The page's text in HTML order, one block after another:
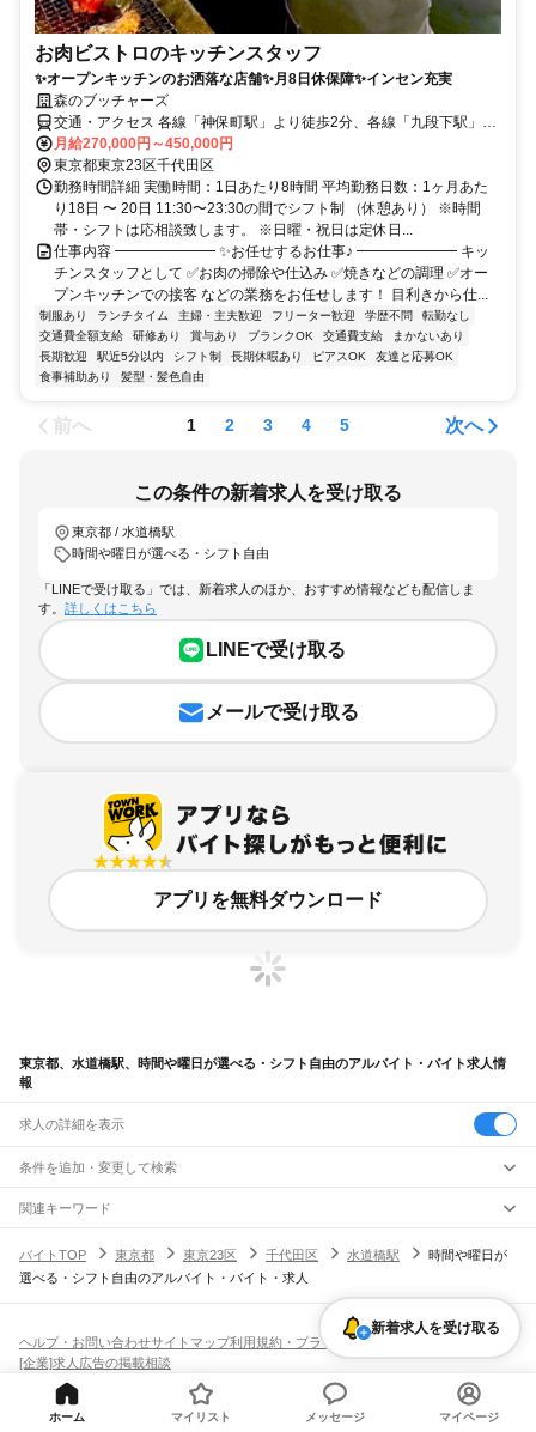
お肉ビストロのキッチンスタッフ
✨オープンキッチンのお洒落な店舗✨月8日休保障✨インセン充実
森のブッチャーズ
交通・アクセス 各線「神保町駅」より徒歩2分、各線「九段下駅」よ
り徒歩6分
月給270,000円～450,000円
東京都東京23区千代田区
勤務時間詳細 実働時間：1日あたり8時間 平均勤務日数：1ヶ月あた
り18日 〜 20日 11:30〜23:30の間でシフト制 （休憩あり） ※時間
帯・シフトは応相談致します。 ※日曜・祝日は定休日...
仕事内容 ━━━━━━━ ✨お任せするお仕事♪ ━━━━━━━ キッ
チンスタッフとして ✅お肉の掃除や仕込み ✅焼きなどの調理 ✅オー
プンキッチンでの接客 などの業務をお任せします！ 目利きから仕...
制服あり ランチタイム 主婦・主夫歓迎 フリーター歓迎 学歴不問
転勤なし
交通費全額支給
研修あり 賞与あり ブランクOK 交通費支給
まかないあり
長期歓迎
駅近5分以内 シフト制 長期休暇あり ピアスOK
友達と応募OK
食事補助あり
髪型・髪色自由
前へ 1 2 3 4 5 次へ
この条件の新着求人を受け取る
東京都 / 水道橋駅
時間や曜日が選べる・シフト自由
「LINEで受け取る」では、新着求人のほか、おすすめ情報なども配信しま
す。 詳しくはこちら
LINEで受け取る
メールで受け取る
アプリを無料ダウンロード
東京都、水道橋駅、時間や曜日が選べる・シフト自由のアルバイト・バイト求人情
報
求人の詳細を表示
条件を追加・変更して検索
市区町村を追加・変更
東京都すべて
東京23区 すべて
墨田区江東区品川区目黒区大田区
荒川区 板橋区練馬区 足立区葛飾区
江戸川区
八王子市立川市武蔵野市
小平市
国分寺市 狛江市
東久留米市
武蔵村山市 多摩市 あきる野市 大島町 利島村
駅を追加・変更
JR山手線
大崎駅五反田駅目黒駅恵比寿駅
高田馬場駅
大塚駅 田端駅西日暮里駅
鶯谷駅
上野駅御徒町駅 神田駅 新橋駅
高輪ゲートウェイ駅
品川駅
職種を追加・変更
飲食・フードサービスすべて
ホールスタッフキッチンスタッフ 精肉・鮮魚加工給食調理
飲食店補助（開店・閉店準備）
飲食店（店長・マネージャー）
営業・販売
人気
日払いOK
学生歓迎 髪型・髪色自由
ネイルOK
ピアスOK
オープニングスタッフ
留学生・外国人活躍中
勤務期間
雇用形態を追加・変更
アルバイト・パート
正社員
都道府県を変更
関連キーワード
バイトTOP
東京都 東京23区 千代田区 水道橋駅
時間や曜日が
選べる・シフト自由のアルバイト・バイト・求人
新着求人を受け取る
ヘルプ・お問い合わせサイトマップ利用規約・プライバシーポリシー
[企業]求人広告の掲載相談
ホーム マイリスト メッセージ マイページ